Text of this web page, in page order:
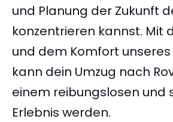
und Planung der Zukunft
konzentrieren kannst. Mit
und dem Komfort unseres
kann dein Umzug nach
einem reibungslosen und
Erlebnis werden.